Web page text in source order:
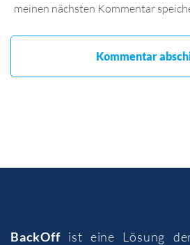
meinen nächsten Kommentar
BackOffist eine Lösung